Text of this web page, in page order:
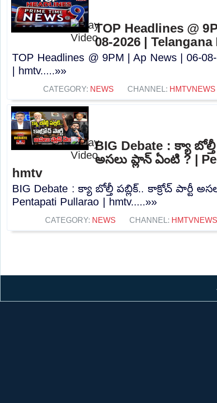
TOP Headlines @
08-2026 |
TOP Headlines @ 9PM | Ap News | 06-
| hmtv.....»»
CATEGORY: NEWS CHANNEL: HMTVNEWS
BIG Debate : క్యా బోల్తీ
అసలు ప్లాన్ ఏంటి ? |
hmtv
BIG Debate : క్యా బోల్తీ పబ్లిక్.. కాక్రోచ్ పార్టీ
Pentapati Pullarao | hmtv.....»»
CATEGORY: NEWS CHANNEL: HMTVNEWS